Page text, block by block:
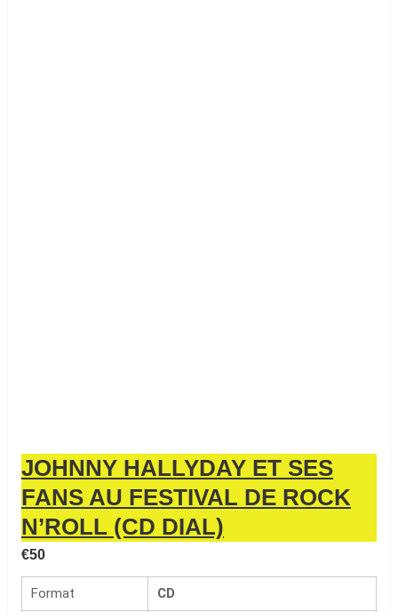
JOHNNY HALLYDAY ET SES
FANS AU FESTIVAL DE ROCK
N’ROLL (CD DIAL)
€50
Format CD